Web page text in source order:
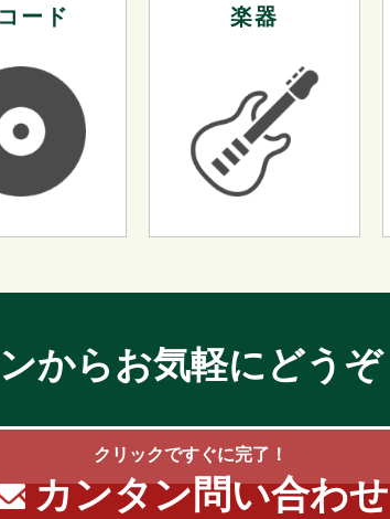
ード 楽器
からお気軽にどうぞ
クリックですぐに完了！
カンタン問い合わせ